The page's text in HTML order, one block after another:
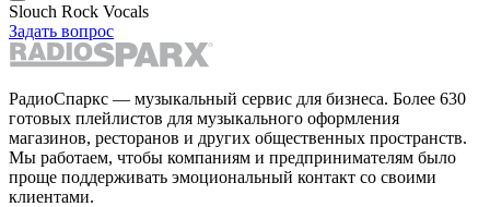
Slouch Rock Vocals
Задать вопрос
РадиоСпаркс — музыкальный сервис для бизнеса. Более 630
готовых плейлистов для музыкального оформления
магазинов, ресторанов и других общественных пространств.
Мы работаем, чтобы компаниям и предпринимателям было
проще поддерживать эмоциональный контакт со своими
клиентами.